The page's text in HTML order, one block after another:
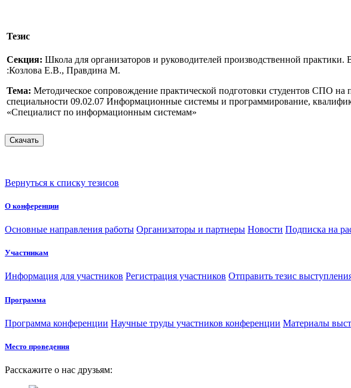
Тезис
Секция: Школа для организаторов и руководителей производственной практики.
:Козлова Е.В., Правдина М.
Тема: Методическое сопровождение практической подготовки студентов СПО на
специальности 09.02.07 Информационные системы и программирование,
«Специалист по информационным системам»
Вернуться к списку тезисов
О конференции
Основные направления работы Организаторы и партнеры Новости Подписка на
Участникам
Информация для участников Регистрация участников Отправить тезис
Программа
Программа конференции Научные труды участников конференции Материалы
Место проведения
Расскажите о нас друзьям: